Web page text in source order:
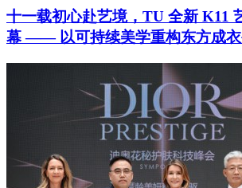
十一载初心赴艺境，TU 全新 K11
幕 —— 以可持续美学重构东方成衣